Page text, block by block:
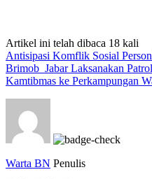
Artikel ini telah dibaca 18 kali
Antisipasi Komflik Sosial
Brimob Jabar Laksanakan
Kamtibmas ke Perkampungan
Warta BN Penulis